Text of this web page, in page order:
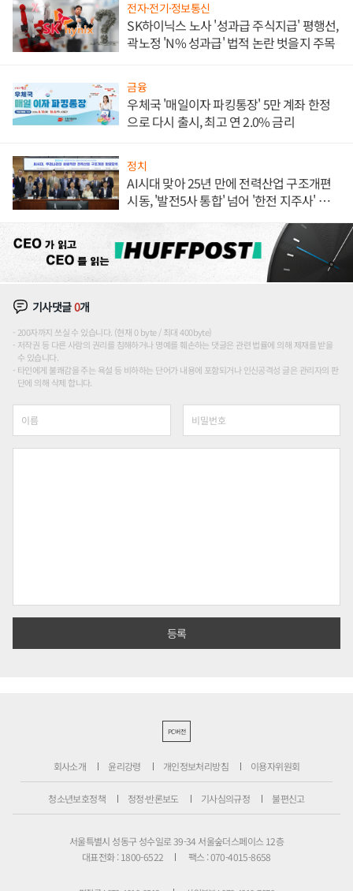
전자·전기·정보통신
SK하이닉스 노사 '성과급 주식지급' 평행선,
곽노정 'N% 성과급' 법적 논란 벗을지 주목
금융
우체국 '매일이자 파킹통장' 5만 계좌 한정
으로 다시 출시, 최고 연 2.0% 금리
정치
AI시대 맞아 25년 만에 전력산업 구조개편
시동, '발전5사 통합' 넘어 '한전 지주사' 재편
기사댓글0개
200자까지 쓰실 수 있습니다. (현재 0 byte / 최대 400byte)
저작권 등 다른 사람의 권리를 침해하거나 명예를 훼손하는 댓글은 관련 법률에 의해 제재를 받을
수 있습니다.
타인에게 불쾌감을 주는 욕설 등 비하하는 단어가 내용에 포함되거나 인신공격성 글은 관리자의 판
단에 의해 삭제 합니다.
PC버전
회사소개 윤리강령 개인정보처리방침 이용자위원회
청소년보호정책 정정·반론보도 기사심의규정 불편신고
서울특별시 성동구 성수일로 39-34 서울숲더스페이스 12층
대표전화 : 1800-6522
팩스 : 070-4015-8658